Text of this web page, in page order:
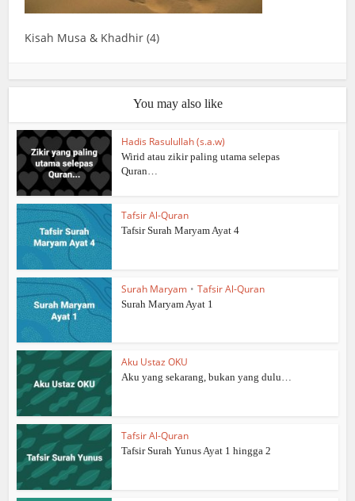
Kisah Musa & Khadhir (4)
You may also like
Hadis Rasulullah (s.a.w)
Wirid atau zikir paling utama selepas
Quran…
Tafsir Al-Quran
Tafsir Surah Maryam Ayat 4
Surah Maryam • Tafsir Al-Quran
Surah Maryam Ayat 1
Aku Ustaz OKU
Aku yang sekarang, bukan yang dulu…
Tafsir Al-Quran
Tafsir Surah Yunus Ayat 1 hingga 2